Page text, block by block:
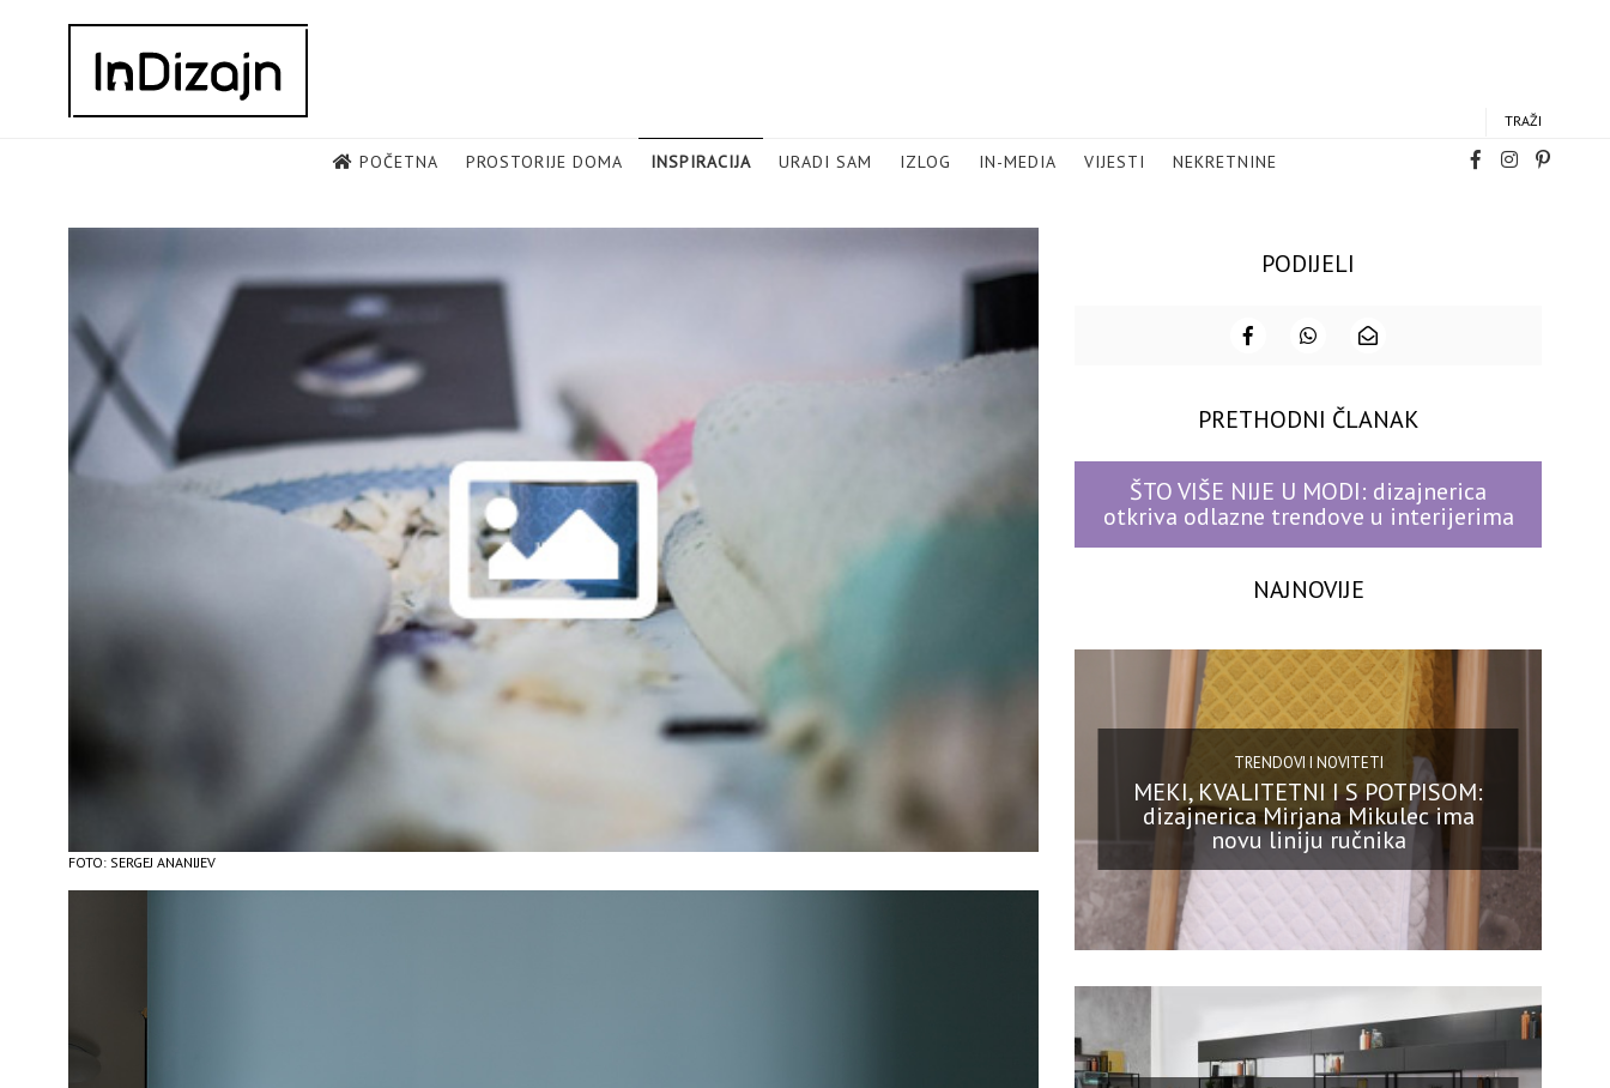
TRAŽI
POČETNA PROSTORIJE DOMA INSPIRACIJA URADI SAM IZLOG IN-MEDIA VIJESTI NEKRETNINE
FOTO: SERGEJ ANANIJEV
PODIJELI
PRETHODNI ČLANAK
ŠTO VIŠE NIJE U MODI: dizajnerica
otkriva odlazne trendove u interijerima
NAJNOVIJE
TRENDOVI I NOVITETI
MEKI, KVALITETNI I S POTPISOM:
dizajnerica Mirjana Mikulec ima
novu liniju ručnika